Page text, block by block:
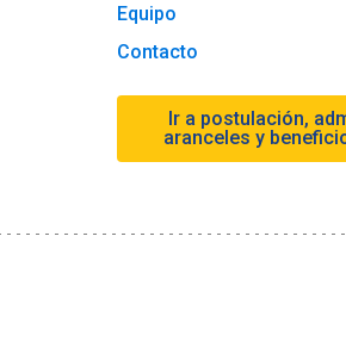
Equipo
Contacto
Ir a postulación,
aranceles y